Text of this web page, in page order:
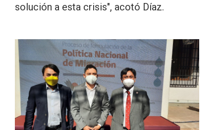
solución a esta crisis", acotó Díaz.